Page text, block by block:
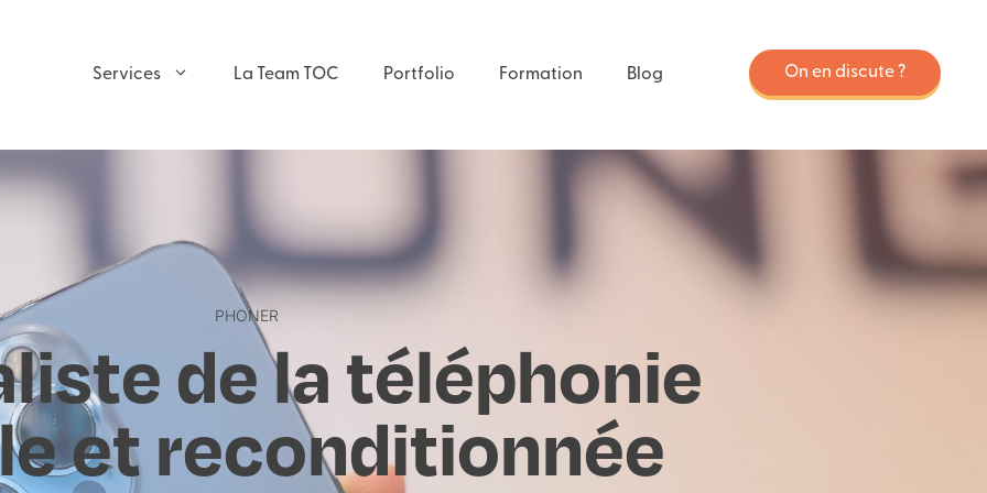
Services La Team TOC Portfolio Formation Blog On en discute ?
PHONER
de la téléphonie
et reconditionnée